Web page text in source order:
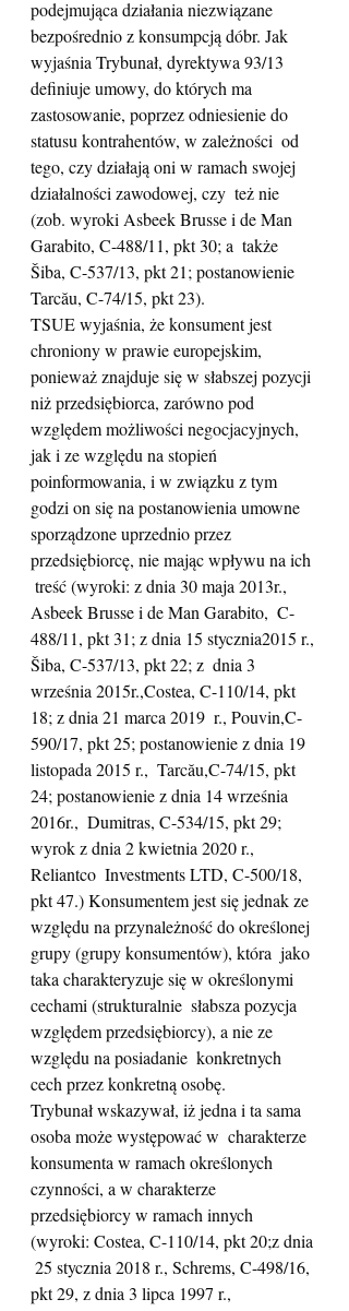
podejmująca działania niezwiązane
bezpośrednio z konsumpcją dóbr. Jak
wyjaśnia Trybunał, dyrektywa 93/13
definiuje umowy, do których ma
zastosowanie, poprzez odniesienie do
statusu kontrahentów, w zależności  od
tego, czy działają oni w ramach swojej
działalności zawodowej, czy  też nie
(zob. wyroki Asbeek Brusse i de Man
Garabito, C-488/11, pkt 30; a  także
Šiba, C-537/13, pkt 21; postanowienie
Tarcău, C-74/15, pkt 23).
TSUE wyjaśnia, że konsument jest
chroniony w prawie europejskim,
ponieważ znajduje się w słabszej pozycji
niż przedsiębiorca, zarówno pod
względem możliwości negocjacyjnych,
jak i ze względu na stopień
poinformowania, i w związku z tym
godzi on się na postanowienia umowne
sporządzone uprzednio przez
przedsiębiorcę, nie mając wpływu na ich
treść (wyroki: z dnia 30 maja 2013r.,
Asbeek Brusse i de Man Garabito,  C-
488/11, pkt 31; z dnia 15 stycznia2015 r.,
Šiba, C-537/13, pkt 22; z  dnia 3
września 2015r.,Costea, C-110/14, pkt
18; z dnia 21 marca 2019  r., Pouvin,C-
590/17, pkt 25; postanowienie z dnia 19
listopada 2015 r.,  Tarcău,C-74/15, pkt
24; postanowienie z dnia 14 września
2016r.,  Dumitras, C-534/15, pkt 29;
wyrok z dnia 2 kwietnia 2020 r.,
Reliantco  Investments LTD, C-500/18,
pkt 47.) Konsumentem jest się jednak ze
względu na przynależność do określonej
grupy (grupy konsumentów), która  jako
taka charakteryzuje się w określonymi
cechami (strukturalnie  słabsza pozycja
względem przedsiębiorcy), a nie ze
względu na posiadanie  konkretnych
cech przez konkretną osobę.
Trybunał wskazywał, iż jedna i ta sama
osoba może występować w  charakterze
konsumenta w ramach określonych
czynności, a w charakterze
przedsiębiorcy w ramach innych
(wyroki: Costea, C-110/14, pkt 20;z dnia
25 stycznia 2018 r., Schrems, C-498/16,
pkt 29, z dnia 3 lipca 1997 r.,